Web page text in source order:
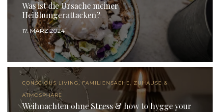
Was ist die Ursache meiner
Heißhungerattacken?
17. MÄRZ 2024
CONSCIOUS LIVING, FAMILIENSACHE, ZUHAUSE &
ATMOSPHÄRE
Weihnachten ohne Stress & how to hygge your